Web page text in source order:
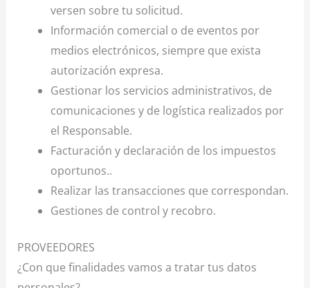
versen sobre tu solicitud.
Información comercial o de eventos por
medios electrónicos, siempre que exista
autorización expresa.
Gestionar los servicios administrativos, de
comunicaciones y de logística realizados por
el Responsable.
Facturación y declaración de los impuestos
oportunos..
Realizar las transacciones que correspondan.
Gestiones de control y recobro.
PROVEEDORES
¿Con que finalidades vamos a tratar tus datos